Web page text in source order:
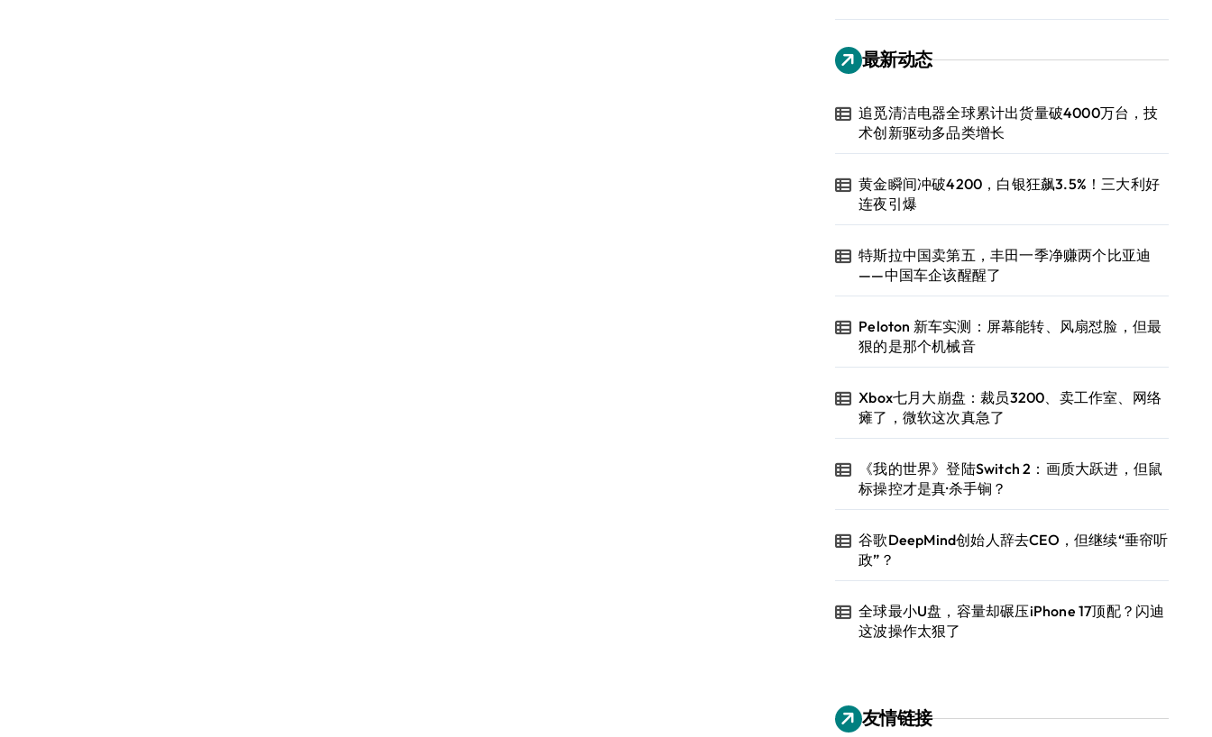
最新动态
追觅清洁电器全球累计出货量破4000万台，技
术创新驱动多品类增长
黄金瞬间冲破4200，白银狂飙3.5%！三大利好
连夜引爆
特斯拉中国卖第五，丰田一季净赚两个比亚迪
——中国车企该醒醒了
Peloton 新车实测：屏幕能转、风扇怼脸，但最
狠的是那个机械音
Xbox七月大崩盘：裁员3200、卖工作室、网络
瘫了，微软这次真急了
《我的世界》登陆Switch 2：画质大跃进，但鼠
标操控才是真·杀手锏？
谷歌DeepMind创始人辞去CEO，但继续“垂帘听
政”？
全球最小U盘，容量却碾压iPhone 17顶配？闪迪
这波操作太狠了
友情链接